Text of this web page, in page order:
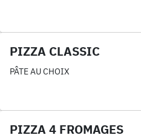
PIZZA CLASSIC
PÂTE AU CHOIX
PIZZA 4 FROMAGES